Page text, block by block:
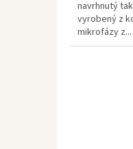
navrhnutý
vyrobený z
mikrofázy z...